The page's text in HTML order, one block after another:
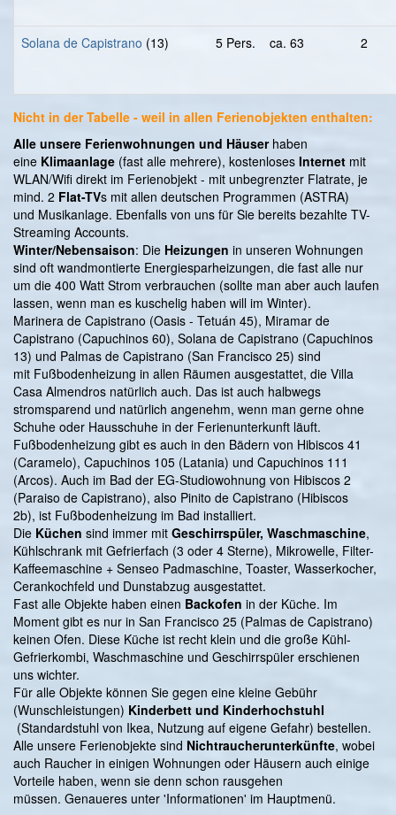
Solana de Capistrano (13) 5 Pers. ca. 63 2
Nicht in der Tabelle - weil in allen Ferienobjekten enthalten:
Alle unsere Ferienwohnungen und Häuserhaben
eine Klimaanlage (fast alle mehrere), kostenloses Internet mit
WLAN/Wifi direkt im Ferienobjekt - mit unbegrenzter Flatrate, je
mind. 2 Flat-TVs mit allen deutschen Programmen (ASTRA)
und Musikanlage. Ebenfalls von uns für Sie bereits bezahlte TV-
Streaming Accounts.
Winter/Nebensaison: Die Heizungen in unseren Wohnungen
sind oft wandmontierte Energiesparheizungen, die fast alle nur
um die 400 Watt Strom verbrauchen (sollte man aber auch laufen
lassen, wenn man es kuschelig haben will im Winter).
Marinera de Capistrano (Oasis - Tetuán 45), Miramar de
Capistrano (Capuchinos 60), Solana de Capistrano (Capuchinos
13) und Palmas de Capistrano (San Francisco 25) sind
mit Fußbodenheizung in allen Räumen ausgestattet, die Villa
Casa Almendros natürlich auch. Das ist auch halbwegs
stromsparend und natürlich angenehm, wenn man gerne ohne
Schuhe oder Hausschuhe in der Ferienunterkunft läuft.
Fußbodenheizung gibt es auch in den Bädern von Hibiscos 41
(Caramelo), Capuchinos 105 (Latania) und Capuchinos 111
(Arcos). Auch im Bad der EG-Studiowohnung von Hibiscos 2
(Paraiso de Capistrano), also Pinito de Capistrano (Hibiscos
2b), ist Fußbodenheizung im Bad installiert.
Die Küchen sind immer mit Geschirrspüler, Waschmaschine,
Kühlschrank mit Gefrierfach (3 oder 4 Sterne), Mikrowelle, Filter-
Kaffeemaschine + Senseo Padmaschine, Toaster, Wasserkocher,
Cerankochfeld und Dunstabzug ausgestattet.
Fast alle Objekte haben einen Backofen in der Küche. Im
Moment gibt es nur in San Francisco 25 (Palmas de Capistrano)
keinen Ofen. Diese Küche ist recht klein und die große Kühl-
Gefrierkombi, Waschmaschine und Geschirrspüler erschienen
uns wichter.
Für alle Objekte können Sie gegen eine kleine Gebühr
(Wunschleistungen) Kinderbett und Kinderhochstuhl
(Standardstuhl von Ikea, Nutzung auf eigene Gefahr) bestellen.
Alle unsere Ferienobjekte sind Nichtraucherunterkünfte, wobei
auch Raucher in einigen Wohnungen oder Häusern auch einige
Vorteile haben, wenn sie denn schon rausgehen
müssen. Genaueres unter 'Informationen' im Hauptmenü.